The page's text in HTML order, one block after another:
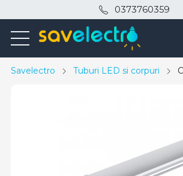
0373760359
Savelectro Tuburi LED si corpuri